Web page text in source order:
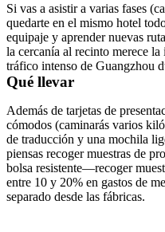
Si vas a asistir a varias fases
quedarte en el mismo hotel
equipaje y aprender nuevas
la cercanía al recinto merece
tráfico intenso de Guangzhou
Qué llevar
Además de tarjetas de
cómodos (caminarás varios
de traducción y una mochila
piensas recoger muestras de
bolsa resistente—recoger
entre 10 y 20% en gastos de
separado desde las fábricas.